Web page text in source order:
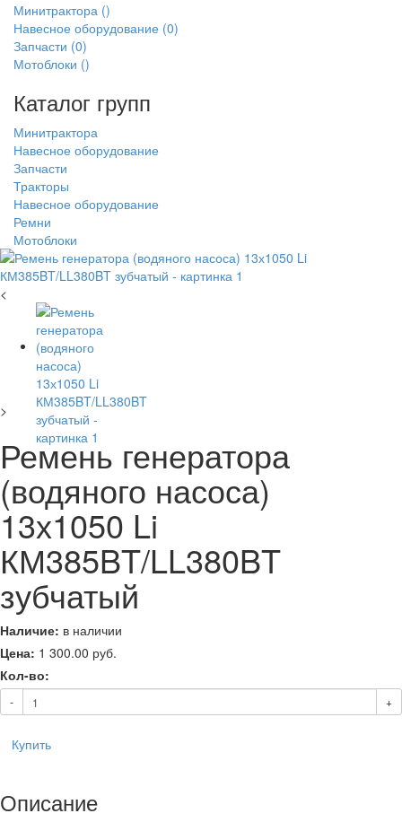
Минитрактора ()
Навесное оборудование (0)
Запчасти (0)
Мотоблоки ()
Каталог групп
Минитрактора
Навесное оборудование
Запчасти
Тракторы
Навесное оборудование
Ремни
Мотоблоки
<
>
Ремень генератора
(водяного насоса)
13х1050 Li
КМ385BT/LL380BT
зубчатый
Наличие: в наличии
Цена: 1 300.00 руб.
Кол-во:
- +
Купить
Описание